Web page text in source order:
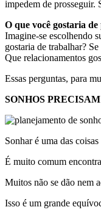
impedem de prosseguir.
O que você gostaria
Imagine-se escolhendo
gostaria de trabalhar?
Que relacionamentos
Essas perguntas, para
SONHOS
Sonhar é uma das
É muito comum
Muitos não se dão nem
Isso é um grande